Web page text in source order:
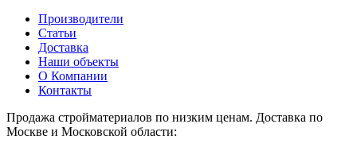
Производители
Статьи
Доставка
Наши объекты
О Компании
Контакты
Продажа стройматериалов по низким ценам. Доставка по
Москве и Московской области: